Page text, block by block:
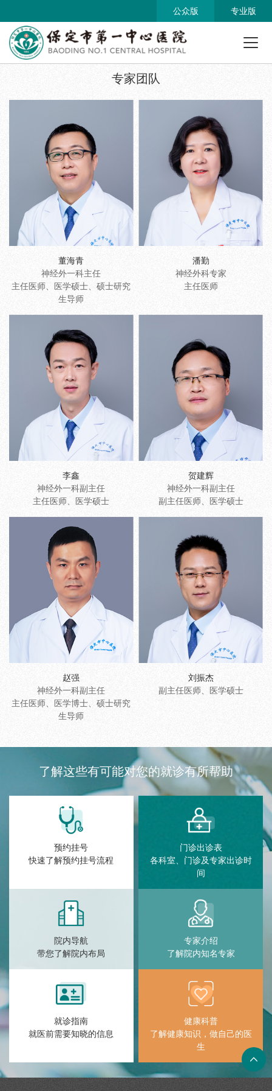
公众版 专业版
专家团队
董海青
神经外一科主任
主任医师、医学硕士、硕士研究
生导师
潘勤
神经外科专家
主任医师
李鑫
神经外一科副主任
主任医师、医学硕士
贺建辉
神经外一科副主任
副主任医师、医学硕士
赵强
神经外一科副主任
主任医师、医学博士、硕士研究
生导师
刘振杰
副主任医师、医学硕士
了解这些有可能对您的就诊有所帮助
预约挂号
快速了解预约挂号流程
门诊出诊表
各科室、门诊及专家出诊时
间
院内导航
带您了解院内布局
专家介绍
了解院内知名专家
就诊指南
就医前需要知晓的信息
健康科普
了解健康知识，做自己的医
生